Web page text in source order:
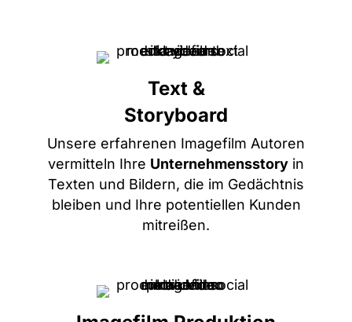
Text &
Storyboard
Unsere erfahrenen Imagefilm Autoren
vermitteln Ihre Unternehmensstory in
Texten und Bildern, die im Gedächtnis
bleiben und Ihre potentiellen Kunden
mitreißen.